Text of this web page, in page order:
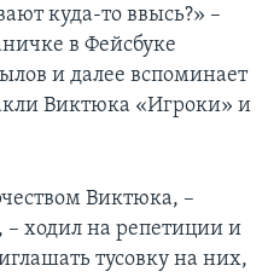
куда-то ввысь?» –
в Фейсбуке
и далее вспоминает
Виктюка «Игроки» и
Виктюка, –
ходил на репетиции и
тусовку на них,